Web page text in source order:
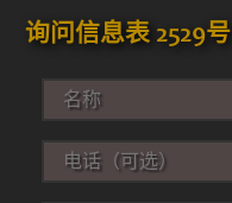
询问信息表 2529号